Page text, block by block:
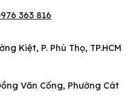
363 816
Kiệt, P. Phú Thọ, TP.HCM
Văn Cống, Phường Cát